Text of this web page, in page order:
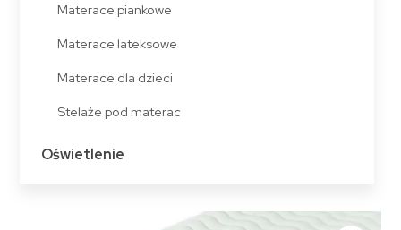
Materace piankowe
Materace lateksowe
Materace dla dzieci
Stelaże pod materac
Oświetlenie